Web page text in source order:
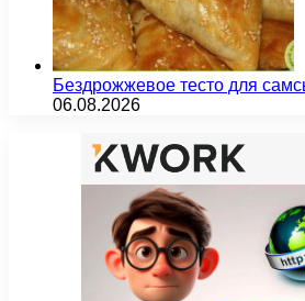
Бездрожжевое тесто для
06.08.2026